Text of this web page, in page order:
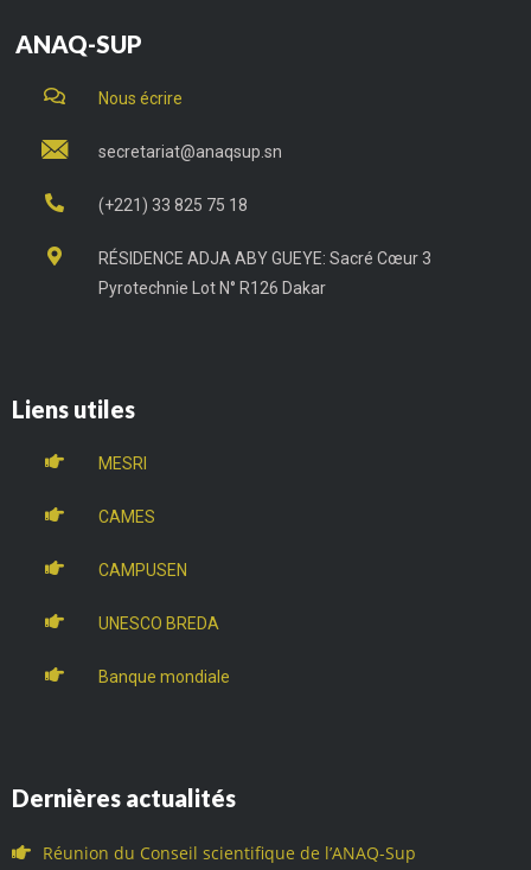
ANAQ-SUP
Nous écrire
secretariat@anaqsup.sn
(+221) 33 825 75 18
RÉSIDENCE ADJA ABY GUEYE: Sacré Cœur 3
Pyrotechnie Lot N° R126 Dakar
Liens utiles
MESRI
CAMES
CAMPUSEN
UNESCO BREDA
Banque mondiale
Dernières actualités
Réunion du Conseil scientifique de l’ANAQ-Sup